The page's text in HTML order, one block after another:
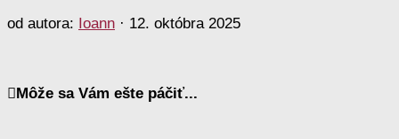
od autora: Ioann · 12. októbra 2025
Môže sa Vám ešte páčiť...